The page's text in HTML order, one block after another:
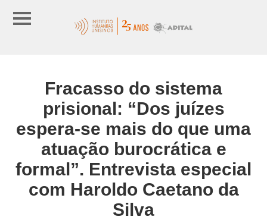
Fracasso do sistema
prisional: “Dos juízes
espera-se mais do que uma
atuação burocrática e
formal”. Entrevista especial
com Haroldo Caetano da
Silva